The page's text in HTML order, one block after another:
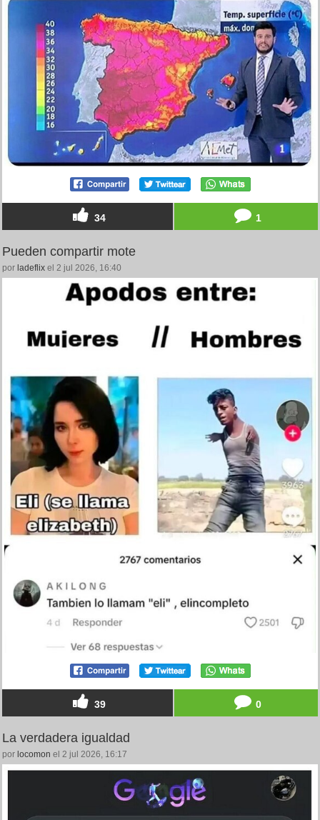
34 1
Pueden compartir mote
por ladeflix el 2 jul 2026, 16:40
39 0
La verdadera igualdad
por locomon el 2 jul 2026, 16:17